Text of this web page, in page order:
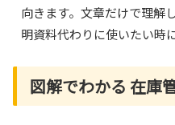
向きます。文章だけで理解
明資料代わりに使いたい時
図解でわかる 在庫